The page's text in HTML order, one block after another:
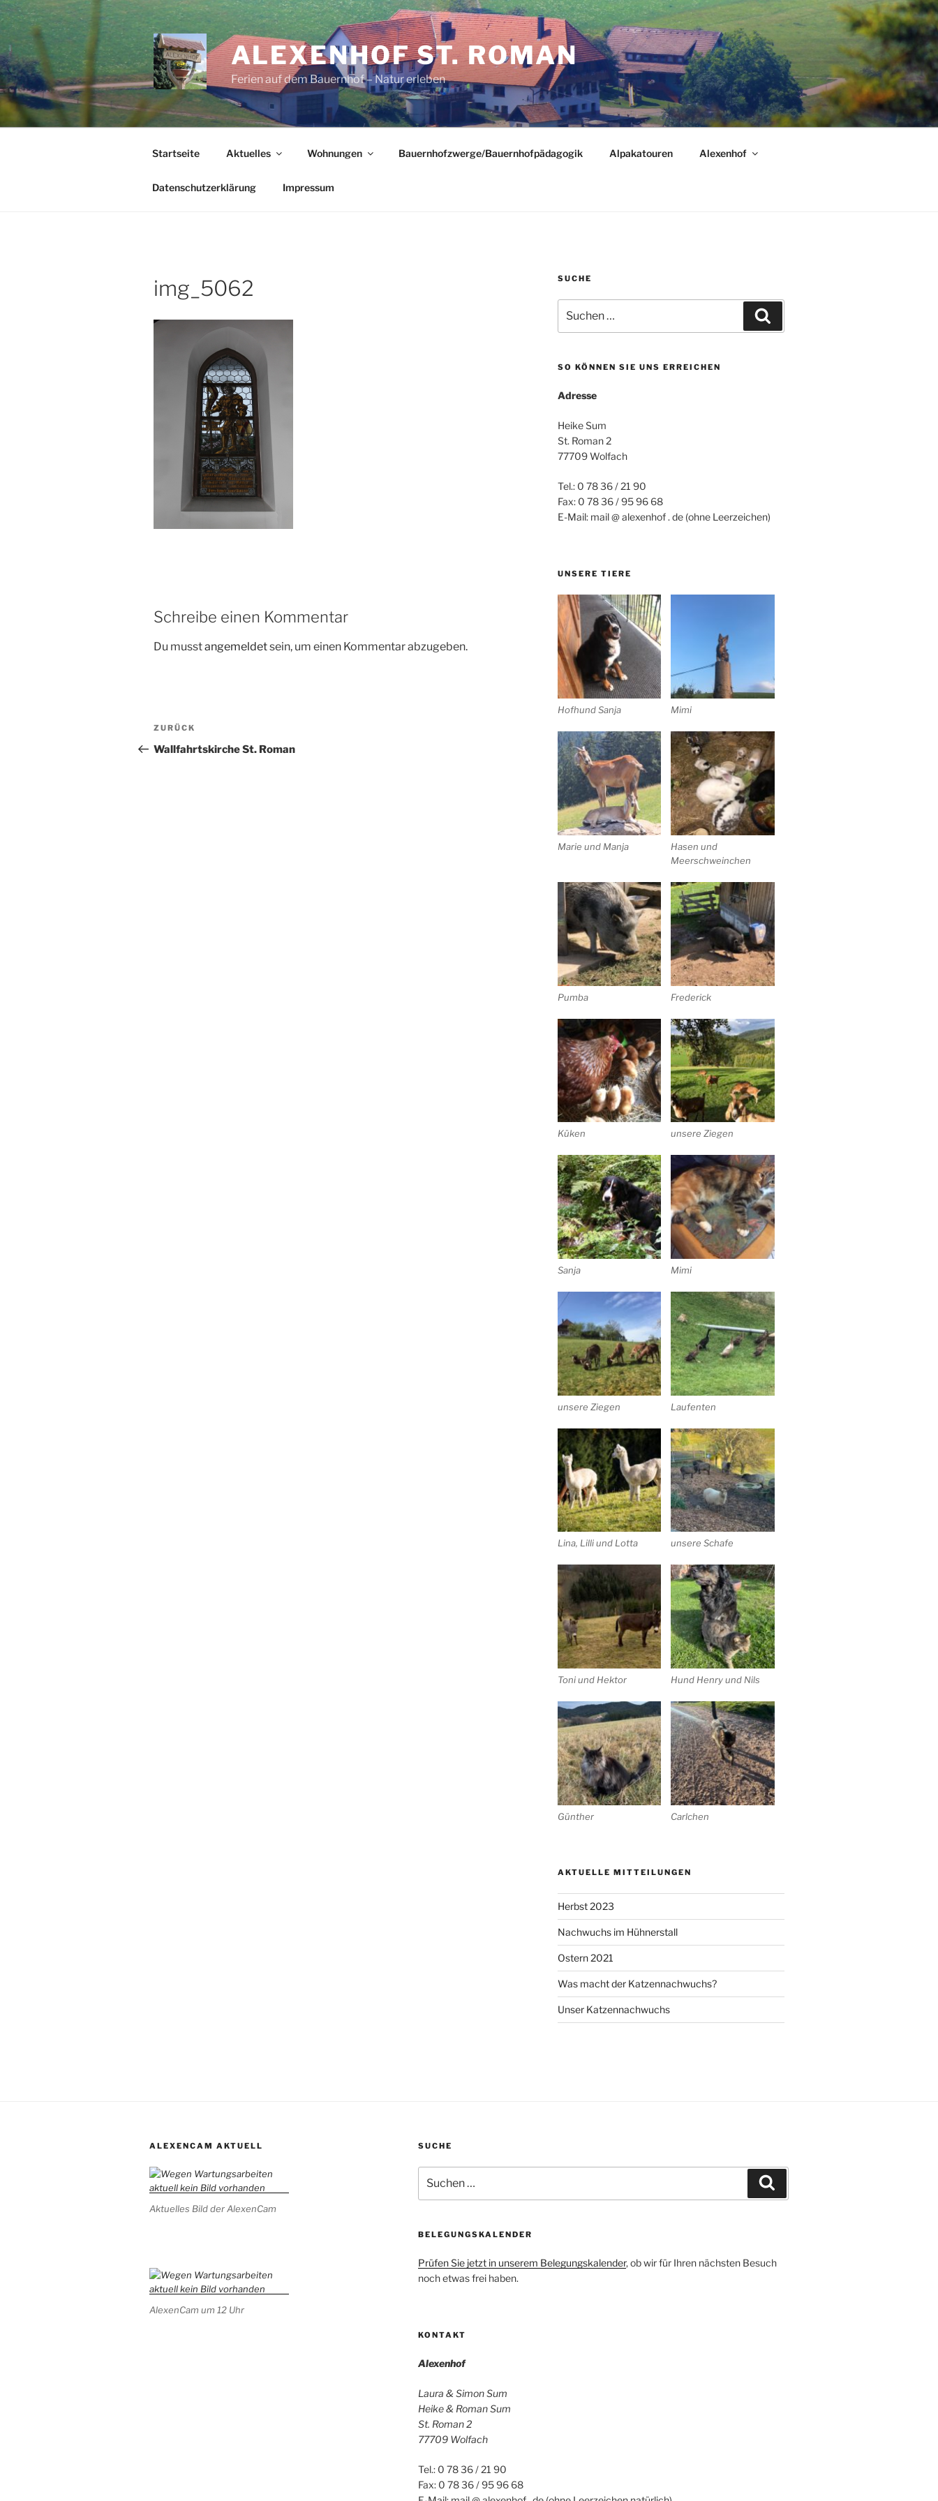
Zum
Inhalt
springen
ALEXENHOF ST. ROMAN
Ferien auf dem Bauernhof – Natur erleben
Startseite Aktuelles Wohnungen Bauernhofzwerge/Bauernhofpädagogik Alpakatouren Alexenhof
Datenschutzerklärung Impressum
img_5062
Schreibe einen Kommentar
Du musstangemeldetsein, um einen Kommentar abzugeben.
Beitragsnavigation
Vorheriger
Beitrag
ZURÜCK
Wallfahrtskirche St. Roman
SUCHE
nach:
SO KÖNNEN SIE UNS ERREICHEN
Adresse
Heike Sum
St. Roman 2
77709 Wolfach
Tel.: 0 78 36 / 21 90
Fax: 0 78 36 / 95 96 68
E-Mail: mail @ alexenhof . de (ohne Leerzeichen)
UNSERE TIERE
Hofhund Sanja Mimi
Marie und Manja
Hasen und
Meerschweinchen
Pumba Frederick
Küken unsere Ziegen
Sanja Mimi
unsere Ziegen Laufenten
Lina, Lilli und Lotta unsere Schafe
Toni und Hektor Hund Henry und Nils
Günther Carlchen
AKTUELLE MITTEILUNGEN
Herbst 2023
Nachwuchs im Hühnerstall
Ostern 2021
Was macht der Katzennachwuchs?
Unser Katzennachwuchs
ALEXENCAM AKTUELL
Aktuelles Bild der AlexenCam
AlexenCam um 12 Uhr
SUCHE
nach:
BELEGUNGSKALENDER
Prüfen Sie jetzt in unserem Belegungskalender, ob wir für Ihren nächsten Besuch
noch etwas frei haben.
KONTAKT
Alexenhof
Laura & Simon Sum
Heike & Roman Sum
St. Roman 2
77709 Wolfach
Tel.: 0 78 36 / 21 90
Fax: 0 78 36 / 95 96 68